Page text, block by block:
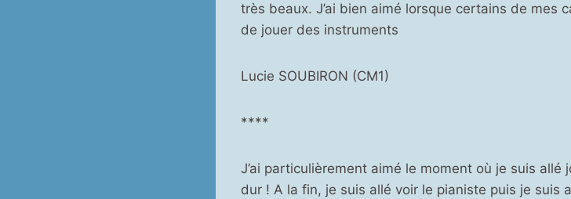
très beaux. J’ai bien aimé lorsque certains de mes
de jouer des instruments
Lucie SOUBIRON (CM1)
****
J’ai particulièrement aimé le moment où je suis allé
dur ! A la fin, je suis allé voir le pianiste puis je suis